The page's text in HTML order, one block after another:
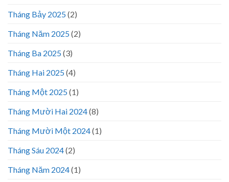
Tháng Bảy 2025(2)
Tháng Năm 2025(2)
Tháng Ba 2025(3)
Tháng Hai 2025(4)
Tháng Một 2025(1)
Tháng Mười Hai 2024(8)
Tháng Mười Một 2024(1)
Tháng Sáu 2024(2)
Tháng Năm 2024(1)